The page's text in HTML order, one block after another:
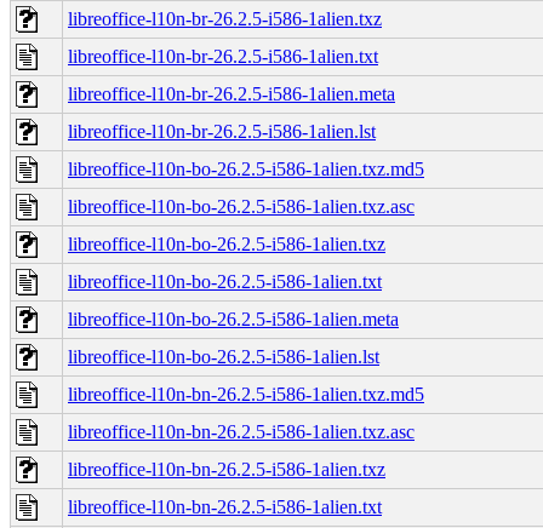
libreoffice-l10n-br-26.2.5-i586-1alien.txz
libreoffice-l10n-br-26.2.5-i586-1alien.txt
libreoffice-l10n-br-26.2.5-i586-1alien.meta
libreoffice-l10n-br-26.2.5-i586-1alien.lst
libreoffice-l10n-bo-26.2.5-i586-1alien.txz.md5
libreoffice-l10n-bo-26.2.5-i586-1alien.txz.asc
libreoffice-l10n-bo-26.2.5-i586-1alien.txz
libreoffice-l10n-bo-26.2.5-i586-1alien.txt
libreoffice-l10n-bo-26.2.5-i586-1alien.meta
libreoffice-l10n-bo-26.2.5-i586-1alien.lst
libreoffice-l10n-bn-26.2.5-i586-1alien.txz.md5
libreoffice-l10n-bn-26.2.5-i586-1alien.txz.asc
libreoffice-l10n-bn-26.2.5-i586-1alien.txz
libreoffice-l10n-bn-26.2.5-i586-1alien.txt